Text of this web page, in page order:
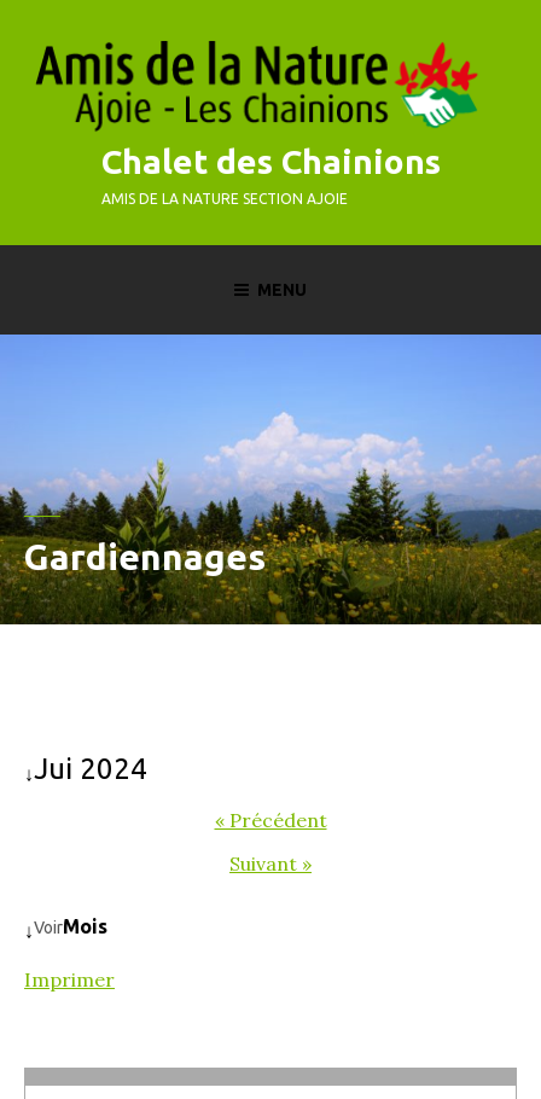
content
Chalet des Chainions
AMIS DE LA NATURE SECTION AJOIE
MENU
Gardiennages
↓Jui 2024
« Précédent
Suivant »
↓VoirMois
Imprimer